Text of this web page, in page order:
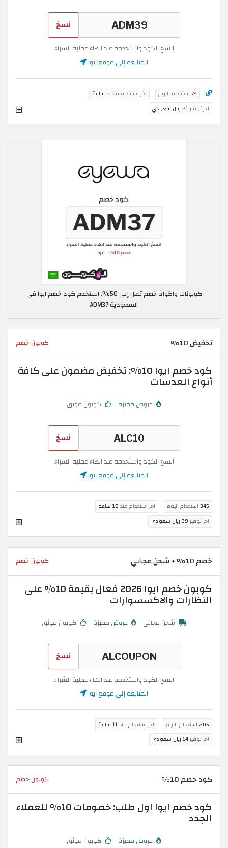
نسخ
انسخ الكود واستخدمه عند انهاء عملية الشراء
المتابعة إلى موقع ايوا
74 استخدام اليوم اخر استخدام منذ 6 ساعة
اخر توفير21 ريال سعودي
كوبونات واكواد خصم تصل إلى 50%, استخدم كود خصم ايوا في
السعودية ADM37
تخفيض 10% كوبون خصم
كود خصم ايوا 10%: تخفيض مضمون على كافة
أنواع العدسات
عروض مميزة كوبون موثق
نسخ
انسخ الكود واستخدمه عند انهاء عملية الشراء
المتابعة إلى موقع ايوا
345 استخدام اليوم اخر استخدام منذ 10 ساعة
اخر توفير 39 ريال سعودي
خصم 10% + شحن مجاني كوبون خصم
كوبون خصم ايوا 2026 فعال بقيمة 10% على
النظارات والاكسسوارات
شحن مجاني عروض مميزة كوبون موثق
نسخ
انسخ الكود واستخدمه عند انهاء عملية الشراء
المتابعة إلى موقع ايوا
205 استخدام اليوم اخر استخدام منذ11 ساعة
اخر توفير14 ريال سعودي
كود خصم 10% كوبون خصم
كود خصم ايوا اول طلب: خصومات 10% للعملاء
الجدد
عروض مميزة كوبون موثق